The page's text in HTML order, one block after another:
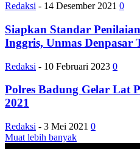
Redaksi - 14 Desember 2021 0
Siapkan Standar
Inggris, Unmas Denpasar
Redaksi - 10 Februari 2023 0
Polres Badung Gelar Lat
2021
Redaksi - 3 Mei 2021 0
Muat lebih banyak